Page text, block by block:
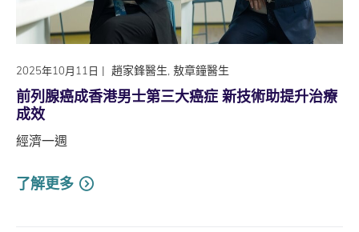
2025年10月11日 | 趙家鋒醫生, 敖章鐘醫生
前列腺癌成香港男士第三大癌症 新技術助提升治療
成效
經濟一週
了解更多